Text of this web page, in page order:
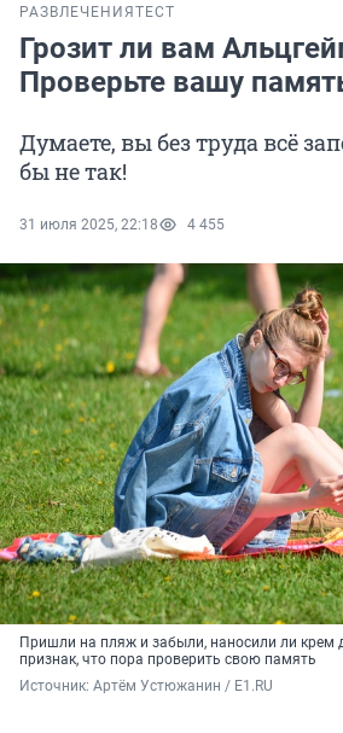
РАЗВЛЕЧЕНИЯ ТЕСТ
Грозит ли вам
Проверьте вашу
Думаете, вы без труда всё
бы не так!
31 июля 2025, 22:18 4 455
Пришли на пляж и забыли, наносили ли крем
признак, что пора проверить свою память
Источник: Артём Устюжанин / E1.RU